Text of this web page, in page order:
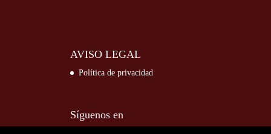
AVISO LEGAL
Política de privacidad
Síguenos en